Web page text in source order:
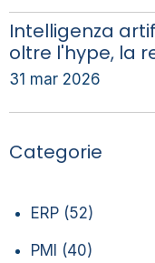
Intelligenza
oltre l'hype, la
31 mar 2026
Categorie
ERP (52)
PMI (40)